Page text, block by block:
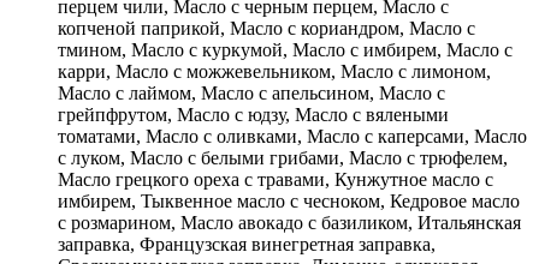
перцем чили, Масло с черным перцем, Масло с
копченой паприкой, Масло с кориандром, Масло с
тмином, Масло с куркумой, Масло с имбирем, Масло с
карри, Масло с можжевельником, Масло с лимоном,
Масло с лаймом, Масло с апельсином, Масло с
грейпфрутом, Масло с юдзу, Масло с вялеными
томатами, Масло с оливками, Масло с каперсами, Масло
с луком, Масло с белыми грибами, Масло с трюфелем,
Масло грецкого ореха с травами, Кунжутное масло с
имбирем, Тыквенное масло с чесноком, Кедровое масло
с розмарином, Масло авокадо с базиликом, Итальянская
заправка, Французская винегретная заправка,